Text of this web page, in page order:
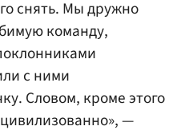
снять. Мы дружно
команду,
с ними
Словом, кроме этого
—